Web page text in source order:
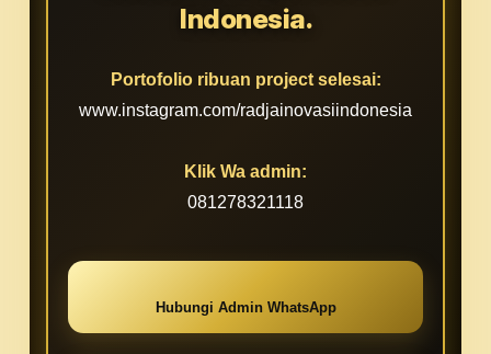
Indonesia.
Portofolio ribuan project selesai:
www.instagram.com/radjainovasiindonesia
Klik Wa admin:
081278321118
Hubungi Admin WhatsApp